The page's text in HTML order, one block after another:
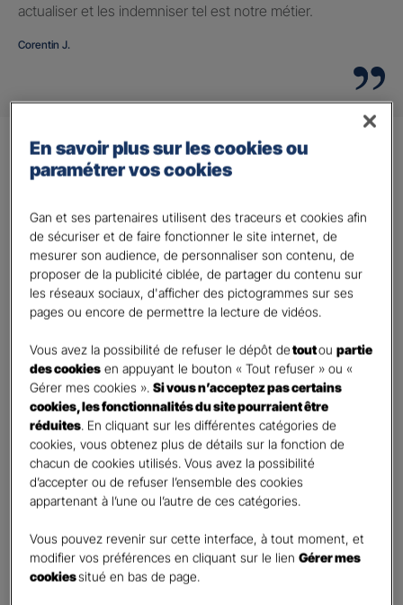
actualiser et les indemniser tel est notre métier.
Corentin J.
Les+de l’assurance
Responsabilité Civile Entreprise*
Protection complète de l'entreprise
Nos solutions modulables vous offrent la sérénité d’une
protection complète, quel que soit votre secteur d’activité.
avec vous une couverture sur mesure.
En savoir plus sur les cookies ou
paramétrer vos cookies
Gan et ses partenaires utilisent des traceurs et cookies afin
de sécuriser et de faire fonctionner le site internet, de
mesurer son audience, de personnaliser son contenu, de
proposer de la publicité ciblée, de partager du contenu sur
les réseaux sociaux, d'afficher des pictogrammes sur ses
pages ou encore de permettre la lecture de vidéos.
Vous avez la possibilité de refuser le dépôt detoutoupartie
des cookies en appuyant le bouton « Tout refuser » ou «
Gérer mes cookies ».Si vous n’acceptez pas certains
cookies, les fonctionnalités du site pourraient être
réduites. En cliquant sur les différentes catégories de
cookies, vous obtenez plus de détails sur la fonction de
chacun de cookies utilisés. Vous avez la possibilité
d’accepter ou de refuser l’ensemble des cookies
appartenant à l’une ou l’autre de ces catégories.
Vous pouvez revenir sur cette interface, à tout moment, et
modifier vos préférences en cliquant sur le lienGérer mes
cookiessitué en bas de page.